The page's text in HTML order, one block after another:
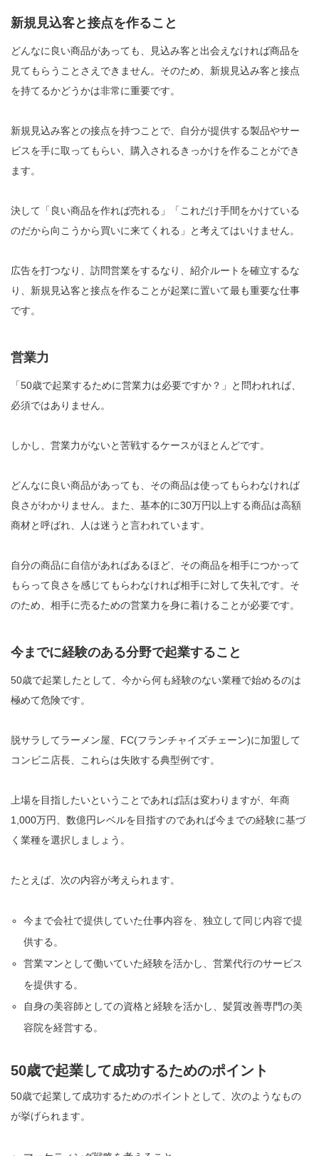
新規見込客と接点を作ること
どんなに良い商品があっても、見込み客と出会えなければ商品を
見てもらうことさえできません。そのため、新規見込み客と接点
を持てるかどうかは非常に重要です。
新規見込み客との接点を持つことで、自分が提供する製品やサー
ビスを手に取ってもらい、購入されるきっかけを作ることができ
ます。
決して「良い商品を作れば売れる」「これだけ手間をかけている
のだから向こうから買いに来てくれる」と考えてはいけません。
広告を打つなり、訪問営業をするなり、紹介ルートを確立するな
り、新規見込客と接点を作ることが起業に置いて最も重要な仕事
です。
営業力
「50歳で起業するために営業力は必要ですか？」と問われれば、
必須ではありません。
しかし、営業力がないと苦戦するケースがほとんどです。
どんなに良い商品があっても、その商品は使ってもらわなければ
良さがわかりません。また、基本的に30万円以上する商品は高額
商材と呼ばれ、人は迷うと言われています。
自分の商品に自信があればあるほど、その商品を相手につかって
もらって良さを感じてもらわなければ相手に対して失礼です。そ
のため、相手に売るための営業力を身に着けることが必要です。
今までに経験のある分野で起業すること
50歳で起業したとして、今から何も経験のない業種で始めるのは
極めて危険です。
脱サラしてラーメン屋、FC(フランチャイズチェーン)に加盟して
コンビニ店長、これらは失敗する典型例です。
上場を目指したいということであれば話は変わりますが、年商
1,000万円、数億円レベルを目指すのであれば今までの経験に基づ
く業種を選択しましょう。
たとえば、次の内容が考えられます。
今まで会社で提供していた仕事内容を、独立して同じ内容で提
供する。
営業マンとして働いていた経験を活かし、営業代行のサービス
を提供する。
自身の美容師としての資格と経験を活かし、髪質改善専門の美
容院を経営する。
50歳で起業して成功するためのポイント
50歳で起業して成功するためのポイントとして、次のようなもの
が挙げられます。